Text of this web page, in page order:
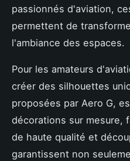
passionnés d'aviation,
permettent de
l'ambiance des espaces.
Pour les amateurs
créer des silhouettes
proposées par Aero G,
décorations sur mesure,
de haute qualité et
garantissent non